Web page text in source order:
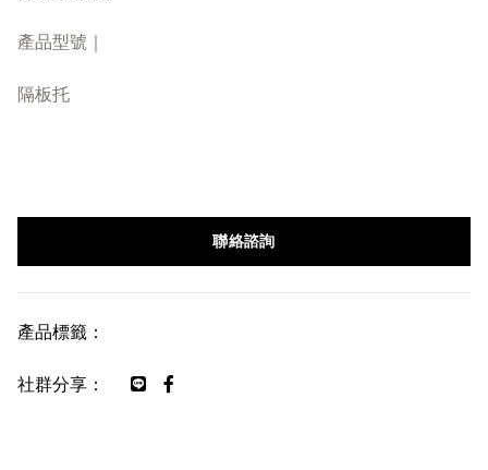
產品型號｜
隔板托
聯絡諮詢
產品標籤：
社群分享：